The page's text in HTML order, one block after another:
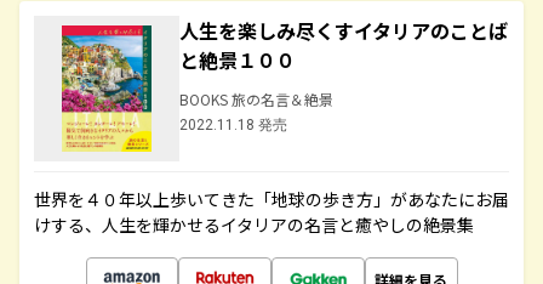
人生を楽しみ尽くすイタリアのことば
と絶景１００
BOOKS 旅の名言＆絶景
2022.11.18 発売
世界を４０年以上歩いてきた「地球の歩き方」があなたにお届
けする、人生を輝かせるイタリアの名言と癒やしの絶景集
詳細を見る